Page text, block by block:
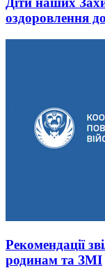
оздоровлення
Рекомендації
родинам та ЗМІ